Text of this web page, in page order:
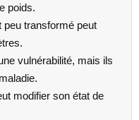
poids.
peu transformé peut
vulnérabilité, mais ils
modifier son état de